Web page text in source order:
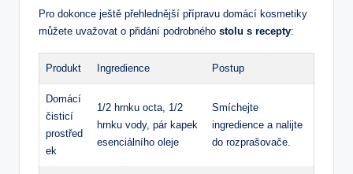
Pro⁢ dokonce ještě přehlednější přípravu domácí kosmetiky
můžete uvažovat o přidání podrobného stolu s recepty:
Produkt Ingredience Postup
Domácí
čisticí
prostřed
ek
1/2 hrnku octa, 1/2
hrnku vody, pár kapek
esenciálního oleje
Smíchejte
ingredience a nalijte
do rozprašovače.